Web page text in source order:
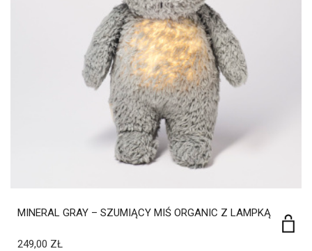
MINERAL GRAY – SZUMIĄCY MIŚ ORGANIC Z LAMPKĄ
249,00 ZŁ